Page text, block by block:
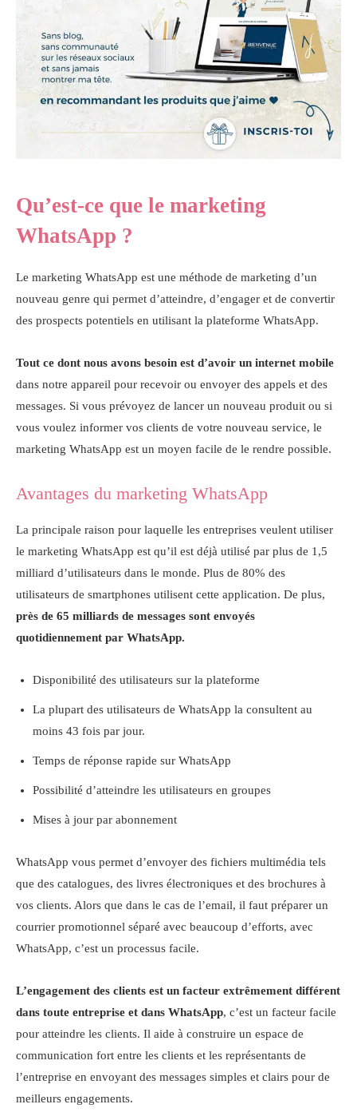
Qu’est-ce que le marketing
WhatsApp ?
Le marketing WhatsApp est une méthode de marketing d’un
nouveau genre qui permet d’atteindre, d’engager et de convertir
des prospects potentiels en utilisant la plateforme WhatsApp.
Tout ce dont nous avons besoin est d’avoir un internet mobile
dans notre appareil pour recevoir ou envoyer des appels et des
messages. Si vous prévoyez de lancer un nouveau produit ou si
vous voulez informer vos clients de votre nouveau service, le
marketing WhatsApp est un moyen facile de le rendre possible.
Avantages du marketing WhatsApp
La principale raison pour laquelle les entreprises veulent utiliser
le marketing WhatsApp est qu’il est déjà utilisé par plus de 1,5
milliard d’utilisateurs dans le monde. Plus de 80% des
utilisateurs de smartphones utilisent cette application. De plus,
près de 65 milliards de messages sont envoyés
quotidiennement par WhatsApp.
Disponibilité des utilisateurs sur la plateforme
La plupart des utilisateurs de WhatsApp la consultent au
moins 43 fois par jour.
Temps de réponse rapide sur WhatsApp
Possibilité d’atteindre les utilisateurs en groupes
Mises à jour par abonnement
WhatsApp vous permet d’envoyer des fichiers multimédia tels
que des catalogues, des livres électroniques et des brochures à
vos clients. Alors que dans le cas de l’email, il faut préparer un
courrier promotionnel séparé avec beaucoup d’efforts, avec
WhatsApp, c’est un processus facile.
L’engagement des clients est un facteur extrêmement différent
dans toute entreprise et dans WhatsApp, c’est un facteur facile
pour atteindre les clients. Il aide à construire un espace de
communication fort entre les clients et les représentants de
l’entreprise en envoyant des messages simples et clairs pour de
meilleurs engagements.